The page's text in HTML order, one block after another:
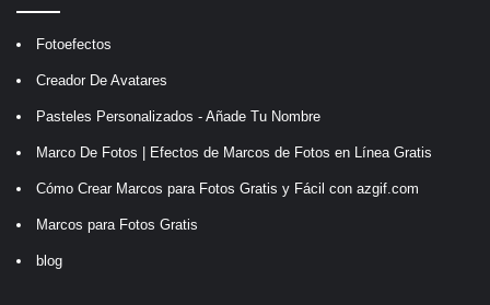
Fotoefectos
Creador De Avatares
Pasteles Personalizados - Añade Tu Nombre
Marco De Fotos | Efectos de Marcos de Fotos en Línea Gratis
Cómo Crear Marcos para Fotos Gratis y Fácil con azgif.com
Marcos para Fotos Gratis
blog